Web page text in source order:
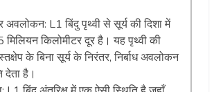
अवलोकन: L1 बिंदु पृथ्वी से सूर्य की दिशा में
किलोमीटर दूर है। यह पृथ्वी की
के बिना सूर्य के निरंतर, निर्बाध अवलोकन
देता है।